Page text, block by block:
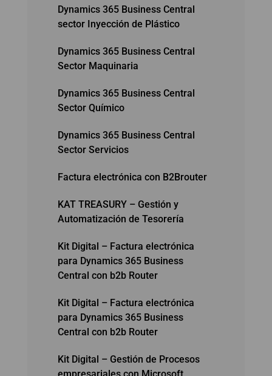
Dynamics 365 Business Central
sector Inyección de Plástico
Dynamics 365 Business Central
Sector Maquinaria
Dynamics 365 Business Central
Sector Químico
Dynamics 365 Business Central
Sector Servicios
Factura electrónica con B2Brouter
KAT TREASURY – Gestión y
Automatización de Tesorería
Kit Digital – Factura electrónica
para Dynamics 365 Business
Central con b2b Router
Kit Digital – Factura electrónica
para Dynamics 365 Business
Central con b2b Router
Kit Digital – Gestión de Procesos
empresariales con Microsoft